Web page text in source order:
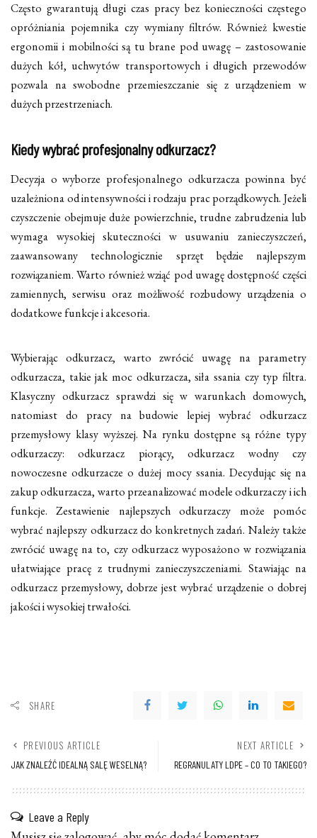
Często gwarantują długi czas pracy bez konieczności częstego
opróżniania pojemnika czy wymiany filtrów. Również kwestie
ergonomii i mobilności są tu brane pod uwagę – zastosowanie
dużych kół, uchwytów transportowych i długich przewodów
pozwala na swobodne przemieszczanie się z urządzeniem w
dużych przestrzeniach.
Kiedy wybrać profesjonalny odkurzacz?
Decyzja o wyborze profesjonalnego odkurzacza powinna być
uzależniona od intensywności i rodzaju prac porządkowych. Jeżeli
czyszczenie obejmuje duże powierzchnie, trudne zabrudzenia lub
wymaga wysokiej skuteczności w usuwaniu zanieczyszczeń,
zaawansowany technologicznie sprzęt będzie najlepszym
rozwiązaniem. Warto również wziąć pod uwagę dostępność części
zamiennych, serwisu oraz możliwość rozbudowy urządzenia o
dodatkowe funkcje i akcesoria.
Wybierając odkurzacz, warto zwrócić uwagę na parametry
odkurzacza, takie jak moc odkurzacza, siła ssania czy typ filtra.
Klasyczny odkurzacz sprawdzi się w warunkach domowych,
natomiast do pracy na budowie lepiej wybrać odkurzacz
przemysłowy klasy wyższej. Na rynku dostępne są różne typy
odkurzaczy: odkurzacz piorący, odkurzacz wodny czy
nowoczesne odkurzacze o dużej mocy ssania. Decydując się na
zakup odkurzacza, warto przeanalizować modele odkurzaczy i ich
funkcje. Zestawienie najlepszych odkurzaczy może pomóc
wybrać najlepszy odkurzacz do konkretnych zadań. Należy także
zwrócić uwagę na to, czy odkurzacz wyposażono w rozwiązania
ułatwiające pracę z trudnymi zanieczyszczeniami. Stawiając na
odkurzacz przemysłowy, dobrze jest wybrać urządzenie o dobrej
jakości i wysokiej trwałości.
SHARE
PREVIOUS ARTICLE
JAK ZNALEŹĆ IDEALNĄ SALĘ WESELNĄ?
NEXT ARTICLE
REGRANULATY LDPE – CO TO TAKIEGO?
Leave a Reply